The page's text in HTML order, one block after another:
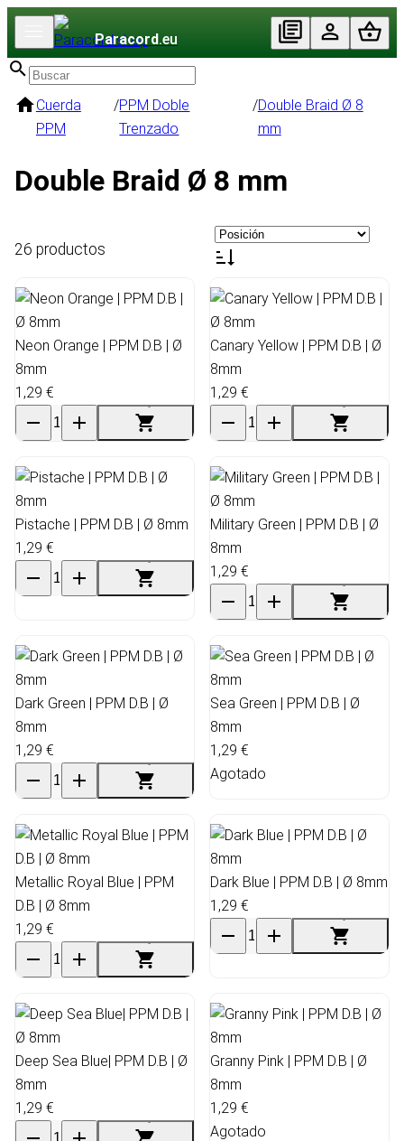
Paracord.eu
Cuerda
PPM
/PPM Doble
Trenzado
/Double Braid Ø 8
mm
Double Braid Ø 8 mm
26 productos
Neon Orange | PPM D.B | Ø
8mm
1,29 €
Canary Yellow | PPM D.B | Ø
8mm
1,29 €
Pistache | PPM D.B | Ø 8mm
1,29 €
Military Green | PPM D.B | Ø
8mm
1,29 €
Dark Green | PPM D.B | Ø
8mm
1,29 €
Sea Green | PPM D.B | Ø
8mm
1,29 €
Agotado
Metallic Royal Blue | PPM
D.B | Ø 8mm
1,29 €
Dark Blue | PPM D.B | Ø 8mm
1,29 €
Deep Sea Blue| PPM D.B | Ø
8mm
1,29 €
Granny Pink | PPM D.B | Ø
8mm
1,29 €
Agotado